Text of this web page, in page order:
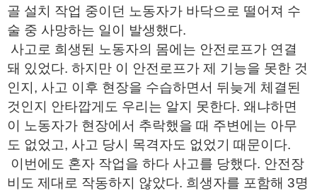
골 설치 작업 중이던 노동자가 바닥으로 떨어져 수
술 중 사망하는 일이 발생했다.
사고로 희생된 노동자의 몸에는 안전로프가 연결
돼 있었다. 하지만 이 안전로프가 제 기능을 못한 것
인지, 사고 이후 현장을 수습하면서 뒤늦게 체결된
것인지 안타깝게도 우리는 알지 못한다. 왜냐하면
이 노동자가 현장에서 추락했을 때 주변에는 아무
도 없었고, 사고 당시 목격자도 없었기 때문이다.
이번에도 혼자 작업을 하다 사고를 당했다. 안전장
비도 제대로 작동하지 않았다. 희생자를 포함해 3명